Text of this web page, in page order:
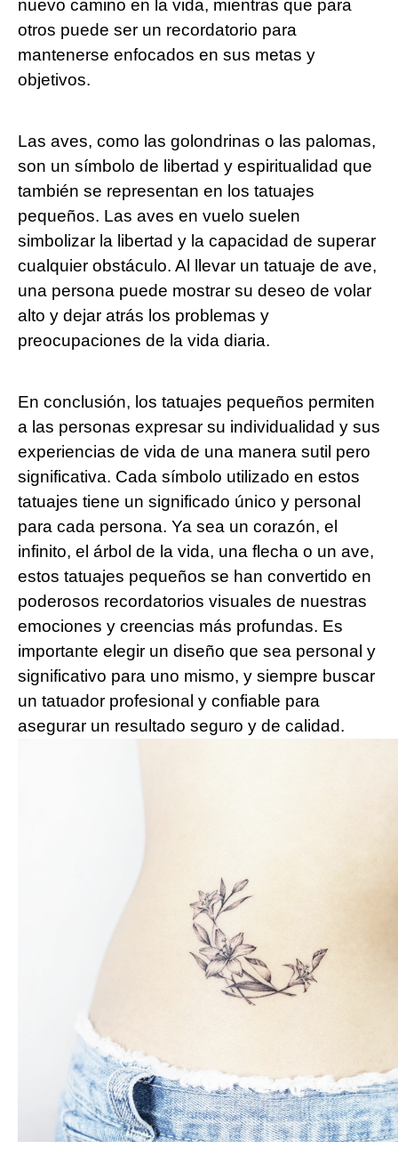
nuevo camino en la vida, mientras que para
otros puede ser un recordatorio para
mantenerse enfocados en sus metas y
objetivos.
Las aves, como las golondrinas o las palomas,
son un símbolo de libertad y espiritualidad que
también se representan en los tatuajes
pequeños. Las aves en vuelo suelen
simbolizar la libertad y la capacidad de superar
cualquier obstáculo. Al llevar un tatuaje de ave,
una persona puede mostrar su deseo de volar
alto y dejar atrás los problemas y
preocupaciones de la vida diaria.
En conclusión, los tatuajes pequeños permiten
a las personas expresar su individualidad y sus
experiencias de vida de una manera sutil pero
significativa. Cada símbolo utilizado en estos
tatuajes tiene un significado único y personal
para cada persona. Ya sea un corazón, el
infinito, el árbol de la vida, una flecha o un ave,
estos tatuajes pequeños se han convertido en
poderosos recordatorios visuales de nuestras
emociones y creencias más profundas. Es
importante elegir un diseño que sea personal y
significativo para uno mismo, y siempre buscar
un tatuador profesional y confiable para
asegurar un resultado seguro y de calidad.